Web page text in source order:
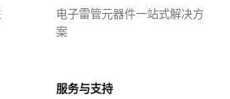
电子雷管元器件一站式解决方
案
服务与支持